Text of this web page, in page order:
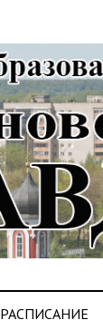
РАСПИСАНИЕ